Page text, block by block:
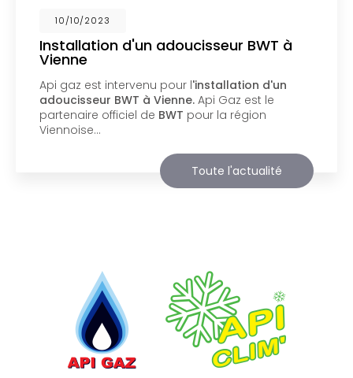
02/10/2023
Nouveau support de communication
web
Api Gaz à Viennevous présente son nouveau
support de communication web réalisé par la
sociétéBIIM COM . Vous souhaitant une
agréable visite, si vous avez besoin…
Toute l'actualité